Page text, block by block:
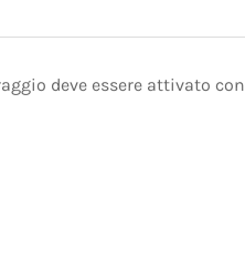
deve essere attivato con